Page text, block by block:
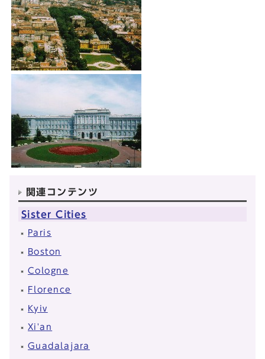
関連コンテンツ
Sister Cities
Paris
Boston
Cologne
Florence
Kyiv
Xi'an
Guadalajara